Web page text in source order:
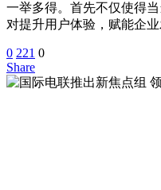
一举多得。首先不仅使得
对提升用户体验，赋能企
0 221 0
Share